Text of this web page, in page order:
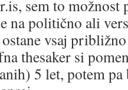
sem to
na politično ali
vsaj
thesaker si
5 let, potem